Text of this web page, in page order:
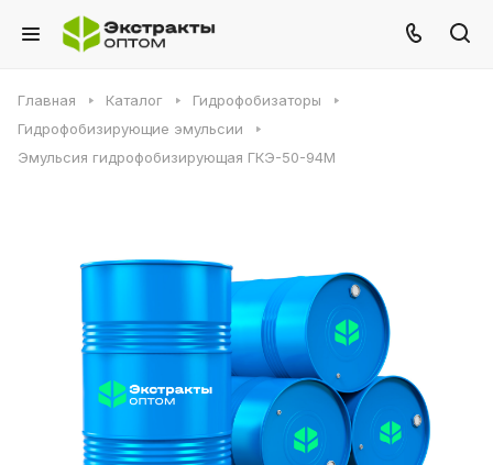
Главная Каталог
Гидрофобизаторы
Гидрофобизирующие эмульсии
Эмульсия гидрофобизирующая ГКЭ-50-94М